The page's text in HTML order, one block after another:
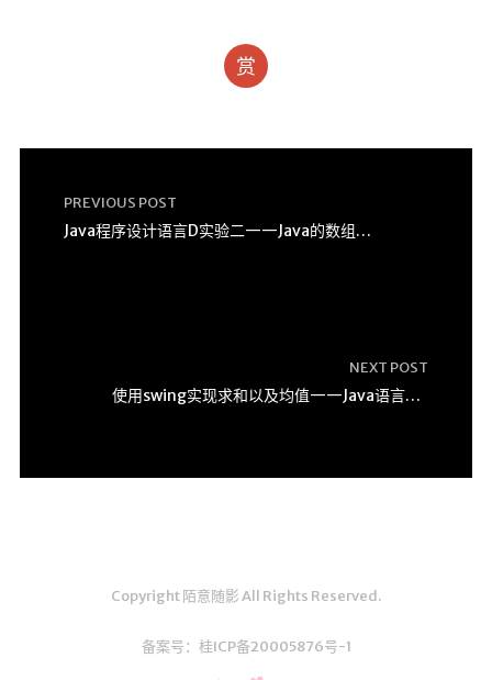
赏
PREVIOUS POST
Java程序设计语言D实验二——Java的数组实验
NEXT POST
使用swing实现求和以及均值——Java语言程序设计
Copyright 陌意随影 All Rights Reserved.
备案号： 桂ICP备20005876号-1